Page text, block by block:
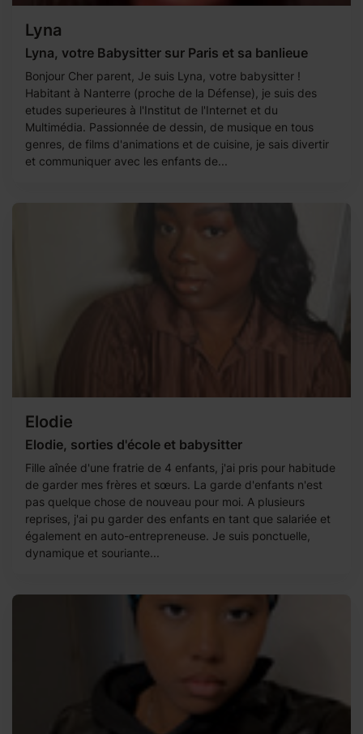
Lyna
Lyna, votre Babysitter sur Paris et sa banlieue
Bonjour Cher parent, Je suis Lyna, votre babysitter !
Habitant à Nanterre (proche de la Défense), je suis des
etudes superieures à l'Institut de l'Internet et du
Multimédia. Passionnée de dessin, de musique en tous
genres, de films d'animations et de cuisine, je sais divertir
et communiquer avec les enfants de...
Elodie
Elodie, sorties d'école et babysitter
Fille aînée d'une fratrie de 4 enfants, j'ai pris pour habitude
de garder mes frères et sœurs. La garde d'enfants n'est
pas quelque chose de nouveau pour moi. A plusieurs
reprises, j'ai pu garder des enfants en tant que salariée et
également en auto-entrepreneuse. Je suis ponctuelle,
dynamique et souriante...